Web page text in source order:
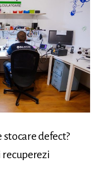
stocare defect?